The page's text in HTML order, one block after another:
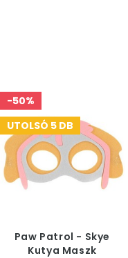
-50%
UTOLSÓ 5 DB
Paw Patrol - Skye
Kutya Maszk